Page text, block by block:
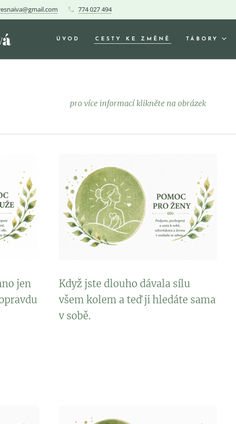
774 027 494
ÚVOD CESTY KE ZMĚNĚ TÁBORY
pro více informací klikněte na obrázek
jen
Když jste dlouho dávala sílu
všem kolem a teď ji hledáte sama
v sobě.